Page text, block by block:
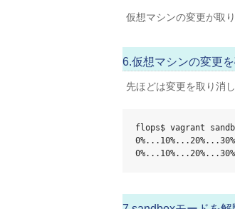
仮想マシンの変更が取
6.仮想マシンの変更
先ほどは変更を取り消
flops$ vagrant